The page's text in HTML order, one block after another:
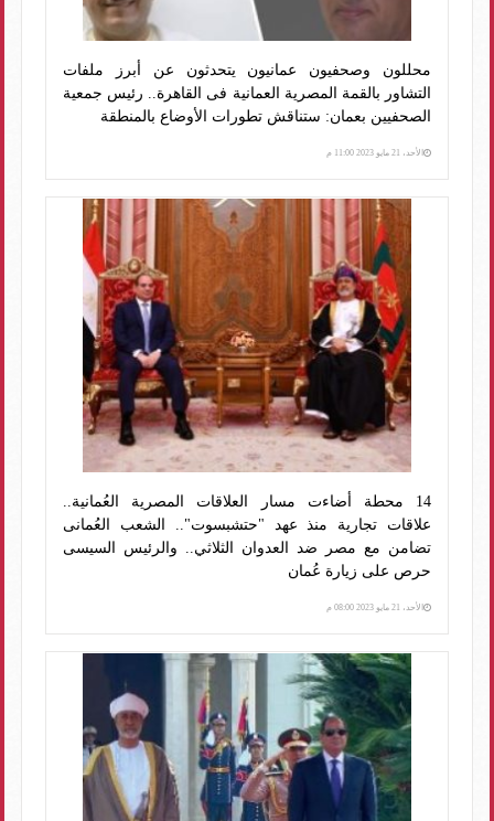
محللون وصحفيون عمانيون يتحدثون عن أبرز ملفات
التشاور بالقمة المصرية العمانية فى القاهرة.. رئيس جمعية
الصحفيين بعمان: ستناقش تطورات الأوضاع بالمنطقة
الأحد، 21 مايو 2023 11:00 م
14 محطة أضاءت مسار العلاقات المصرية العُمانية..
علاقات تجارية منذ عهد "حتشبسوت".. الشعب العُمانى
تضامن مع مصر ضد العدوان الثلاثي.. والرئيس السيسى
حرص على زيارة عُمان
الأحد، 21 مايو 2023 08:00 م